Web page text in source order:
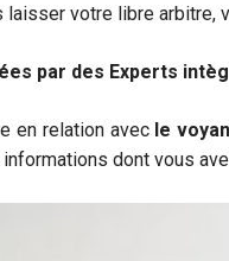
votre libre
par des Experts
en relation avec le
dont vous